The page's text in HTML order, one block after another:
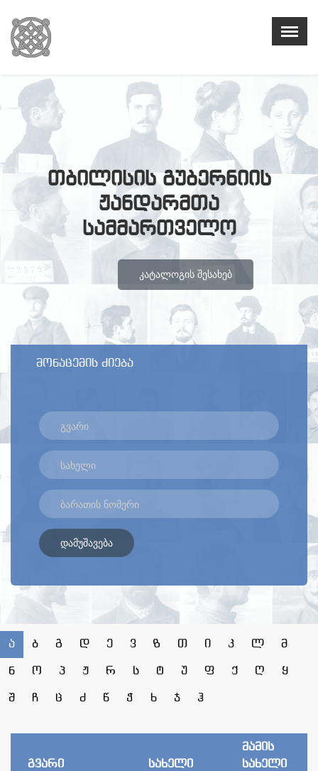
თბილისის გუბერნიის
ჟანდარმთა
სამმართველო
ᲙᲐᲢᲐᲚᲝᲒᲘᲡ ᲨᲔᲡᲐᲮᲔᲑ
მონაცემის ძიება
დამუშავება
ა ბ გ დ ე ვ ზ თ ი კ ლ მ
ნ ო პ ჟ რ ს ტ უ ფ ქ ღ ყ
შ ჩ ც ძ წ ჭ ხ ჯ ჰ
გვარი სახელი
მამის
სახელი